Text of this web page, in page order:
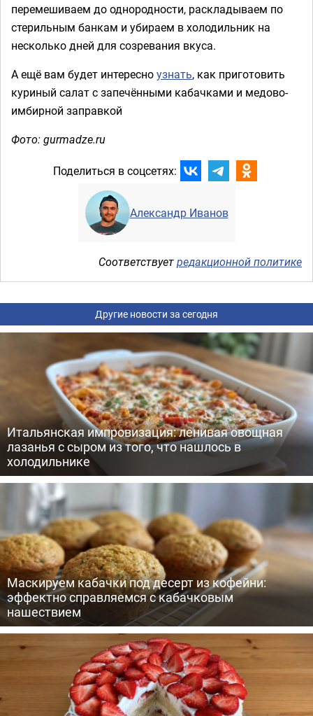
перемешиваем до однородности, раскладываем по
стерильным банкам и убираем в холодильник на
несколько дней для созревания вкуса.
А ещё вам будет интересноузнать, как приготовить
куриный салат с запечёнными кабачками и медово-
имбирной заправкой
Фото: gurmadze.ru
Поделиться в соцсетях:
Александр Иванов
Соответствуетредакционной политике
Другие новости за сегодня
Итальянская импровизация: ленивая овощная
лазанья с сыром из того, что нашлось в
холодильнике
Маскируем кабачки под десерт из кофейни:
эффектно справляемся с кабачковым
нашествием